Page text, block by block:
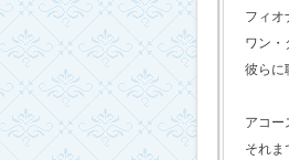
フィオ
ワン・
彼らに
アコー
それま